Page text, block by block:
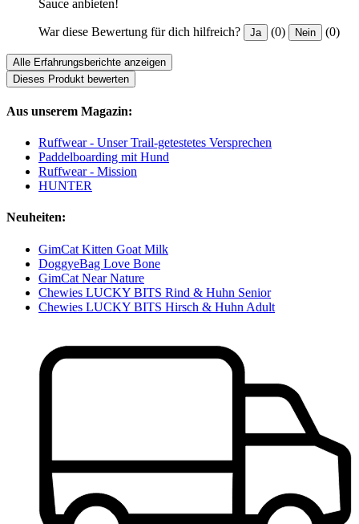
Sauce anbieten!
War diese Bewertung für dich hilfreich? Ja (0) Nein (0)
Alle Erfahrungsberichte anzeigen
Dieses Produkt bewerten
Aus unserem Magazin:
Ruffwear - Unser Trail-getestetes Versprechen
Paddelboarding mit Hund
Ruffwear - Mission
HUNTER
Neuheiten:
GimCat Kitten Goat Milk
DoggyeBag Love Bone
GimCat Near Nature
Chewies LUCKY BITS Rind & Huhn Senior
Chewies LUCKY BITS Hirsch & Huhn Adult